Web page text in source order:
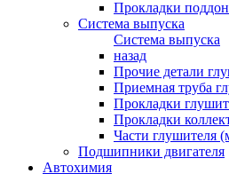
Прокладки
Система выпуска
Система выпуска
назад
Прочие детали
Приемная труба
Прокладки
Прокладки
Части глушителя
Подшипники двигателя
Автохимия